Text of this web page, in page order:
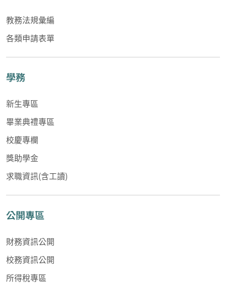
教務法規彙編
各類申請表單
學務
新生專區
畢業典禮專區
校慶專欄
獎助學金
求職資訊(含工讀)
公開專區
財務資訊公開
校務資訊公開
所得稅專區